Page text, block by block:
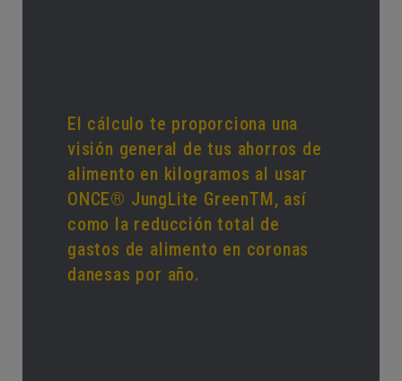
El cálculo te proporciona una
visión general de tus ahorros de
alimento en kilogramos al usar
ONCE® JungLite GreenTM, así
como la reducción total de
gastos de alimento en coronas
danesas por año.